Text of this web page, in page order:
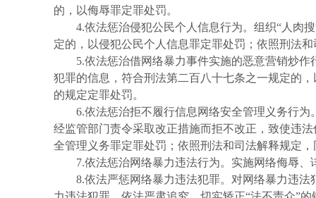
的，以侮辱罪定罪处罚。
4.依法惩治侵犯公民个人信息行为。组织“人肉
定的，以侵犯公民个人信息罪定罪处罚；依照刑法
5.依法惩治借网络暴力事件实施的恶意营销炒
犯罪的信息，符合刑法第二百八十七条之一规定的
的规定定罪处罚。
6.依法惩治拒不履行信息网络安全管理义务行
经监管部门责令采取改正措施而拒不改正，致使违
全管理义务罪定罪处罚；依照刑法和司法解释规定
7.依法惩治网络暴力违法行为。实施网络侮辱
8.依法严惩网络暴力违法犯罪。对网络暴力违